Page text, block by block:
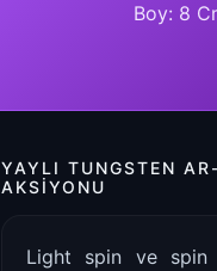
Boy: 8
YAYLI TUNGSTEN
AKSIYONU
Light spin ve spin